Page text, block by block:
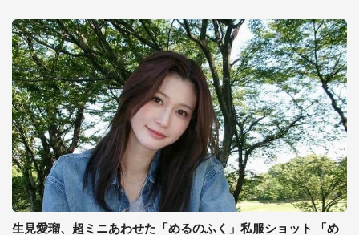
生見愛瑠、超ミニあわせた「めるのふく」私服ショット 「め